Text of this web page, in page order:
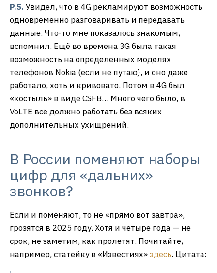
P.S. Увидел, что в 4G рекламируют возможность
одновременно разговаривать и передавать
данные. Что-то мне показалось знакомым,
вспомнил. Ещё во времена 3G была такая
возможность на определенных моделях
телефонов Nokia (если не путаю), и оно даже
работало, хоть и кривовато. Потом в 4G был
«костыль» в виде CSFB… Много чего было, в
VoLTE всё должно работать без всяких
дополнительных ухищрений.
В России поменяют наборы
цифр для «дальних»
звонков?
Если и поменяют, то не «прямо вот завтра»,
грозятся в 2025 году. Хотя и четыре года — не
срок, не заметим, как пролетят. Почитайте,
например, статейку в «Известиях»здесь. Цитата: